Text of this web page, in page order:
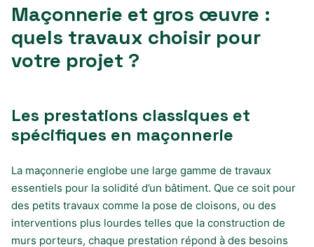
Maçonnerie et gros œuvre :
quels travaux choisir pour
votre projet ?
Les prestations classiques et
spécifiques en maçonnerie
La maçonnerie englobe une large gamme de travaux
essentiels pour la solidité d’un bâtiment. Que ce soit pour
des petits travaux comme la pose de cloisons, ou des
interventions plus lourdes telles que la construction de
murs porteurs, chaque prestation répond à des besoins